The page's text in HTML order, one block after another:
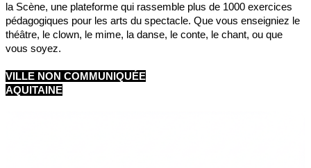
la Scène, une plateforme qui rassemble plus de 1000 exercices
pédagogiques pour les arts du spectacle. Que vous enseigniez le
théâtre, le clown, le mime, la danse, le conte, le chant, ou que
vous soyez.
VILLE NON COMMUNIQUÉE
AQUITAINE